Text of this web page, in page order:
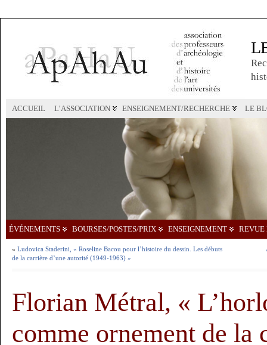
ACCUEIL L’ASSOCIATION ENSEIGNEMENT/RECHERCHE LE
ÉVÉNEMENTS BOURSES/POSTES/PRIX ENSEIGNEMENT REVUE
« Ludovica Staderini, « Roseline Bacou pour l’histoire du dessin. Les débuts
de la carrière d’une autorité (1949-1963) »
Florian Métral, «
comme ornement de la